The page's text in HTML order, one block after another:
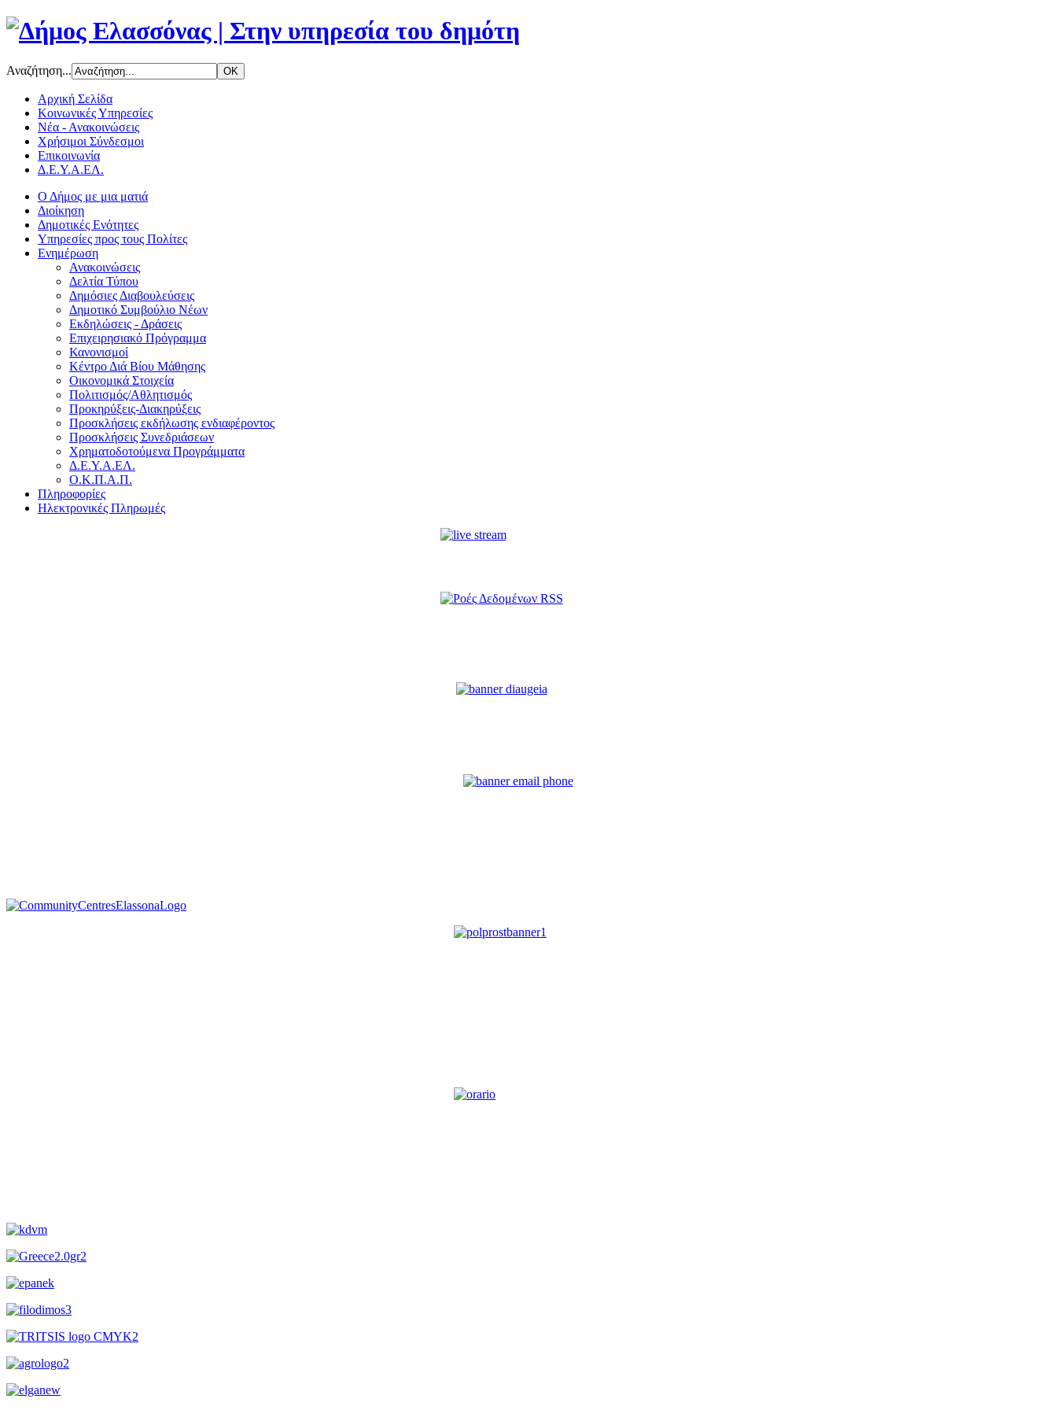
Αναζήτηση...
Αρχική Σελίδα
Κοινωνικές Υπηρεσίες
Νέα - Ανακοινώσεις
Χρήσιμοι Σύνδεσμοι
Επικοινωνία
Δ.Ε.Υ.Α.ΕΛ.
Ο Δήμος με μια ματιά
Διοίκηση
Δημοτικές Ενότητες
Υπηρεσίες προς τους Πολίτες
Ενημέρωση
Ανακοινώσεις
Δελτία Τύπου
Δημόσιες Διαβουλεύσεις
Δημοτικό Συμβούλιο Νέων
Εκδηλώσεις - Δράσεις
Επιχειρησιακό Πρόγραμμα
Κανονισμοί
Κέντρο Διά Βίου Μάθησης
Οικονομικά Στοιχεία
Πολιτισμός/Αθλητισμός
Προκηρύξεις-Διακηρύξεις
Προσκλήσεις εκδήλωσης ενδιαφέροντος
Προσκλήσεις Συνεδριάσεων
Χρηματοδοτούμενα Προγράμματα
Δ.Ε.Υ.Α.ΕΛ.
Ο.Κ.Π.Α.Π.
Πληροφορίες
Ηλεκτρονικές Πληρωμές